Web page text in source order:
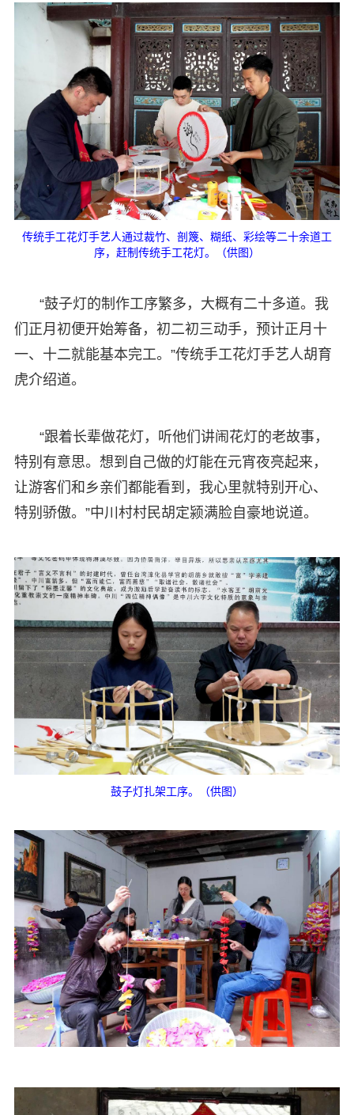
传统手工花灯手艺人通过裁竹、剖篾、糊纸、彩绘等二十余道工
序，赶制传统手工花灯。（供图）
“鼓子灯的制作工序繁多，大概有二十多道。我
们正月初便开始筹备，初二初三动手，预计正月十
一、十二就能基本完工。”传统手工花灯手艺人胡育
虎介绍道。
“跟着长辈做花灯，听他们讲闹花灯的老故事，
特别有意思。想到自己做的灯能在元宵夜亮起来，
让游客们和乡亲们都能看到，我心里就特别开心、
特别骄傲。”中川村村民胡定颍满脸自豪地说道。
鼓子灯扎架工序。（供图）